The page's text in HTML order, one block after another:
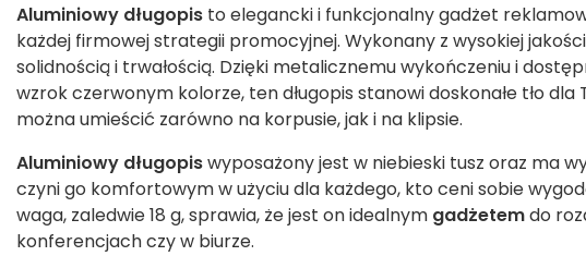
Aluminiowy długopis to elegancki i funkcjonalny gadżet
każdej firmowej strategii promocyjnej. Wykonany z wysokiej
solidnością i trwałością. Dzięki metalicznemu wykończeniu i
wzrok czerwonym kolorze, ten długopis stanowi doskonałe tło dla
można umieścić zarówno na korpusie, jak i na klipsie.
Aluminiowy długopiswyposażony jest w niebieski tusz oraz ma
czyni go komfortowym w użyciu dla każdego, kto ceni sobie
waga, zaledwie 18 g, sprawia, że jest on idealnym gadżetemdo
konferencjach czy w biurze.